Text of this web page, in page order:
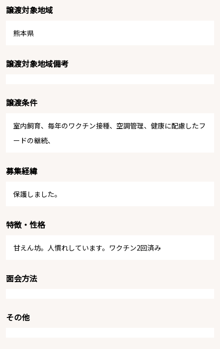
譲渡対象地域
熊本県
譲渡対象地域備考
譲渡条件
室内飼育、毎年のワクチン接種、空調管理、健康に配慮したフ
ードの継続、
募集経緯
保護しました。
特徴・性格
甘えん坊。人慣れしています。ワクチン2回済み
面会方法
その他